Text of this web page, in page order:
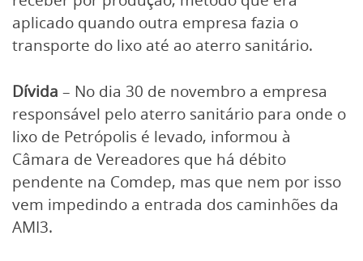
aplicado quando outra empresa fazia o
transporte do lixo até ao aterro sanitário.
Dívida – No dia 30 de novembro a empresa
responsável pelo aterro sanitário para onde o
lixo de Petrópolis é levado, informou à
Câmara de Vereadores que há débito
pendente na Comdep, mas que nem por isso
vem impedindo a entrada dos caminhões da
AMI3.